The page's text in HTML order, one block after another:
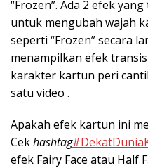
“Frozen”. Ada 2 efek
untuk mengubah wajah
seperti “Frozen” secara
menampilkan efek
karakter kartun peri
satu video .
Apakah efek kartun ini
Cekhashtag
efek Fairy Face atau Half